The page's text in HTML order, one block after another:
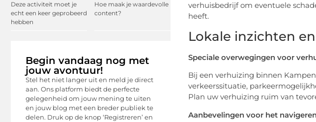
Deze activiteit moet je
echt een keer geprobeerd
hebben
Hoe maak je waardevolle
content?
Begin vandaag nog met
jouw avontuur!
Stel het niet langer uit en meld je direct
aan. Ons platform biedt de perfecte
gelegenheid om jouw mening te uiten
en jouw blog met een breder publiek te
delen. Druk op de knop ‘Registreren’ en
verhuisbedrijf om eventuele
heeft.
Lokale inzichten
Speciale overwegingen voor
Bij een verhuizing binnen
verkeerssituatie,
Plan uw verhuizing ruim van
Aanbevelingen voor het